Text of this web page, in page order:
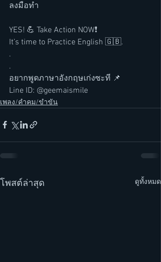
ลงมือทำ
YES! 💪 Take Action NOW❗️
It’s time to Practice English 🇬🇧.
.
.
อยากพูดภาษาอังกฤษเก่งซะที 📌
Line ID: @geemaismile
เพลง/คำคม/ขำขัน
โพสต์ล่าสุด ดูทั้งหมด